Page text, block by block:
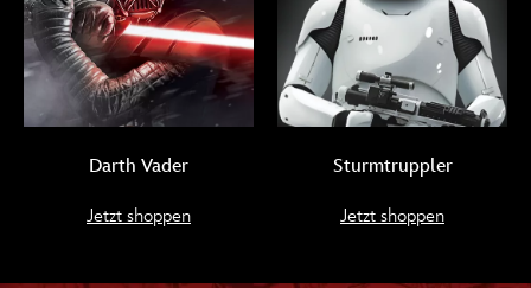
Darth Vader
Jetzt shoppen
Sturmtruppler
Jetzt shoppen